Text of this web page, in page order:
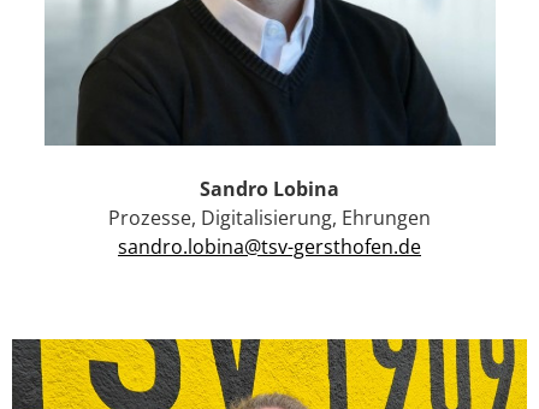
Sandro Lobina
Prozesse, Digitalisierung, Ehrungen
sandro.lobina@tsv-gersthofen.de